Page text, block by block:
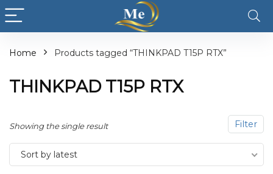
Home Products tagged “THINKPAD T15P RTX”
THINKPAD T15P RTX
Filter
Showing the single result
Sort by latest